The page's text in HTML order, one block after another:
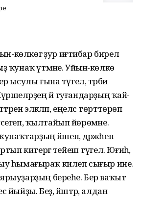
көлкөгә ҙур иғ­тибар бирелә
ҡунаҡ үтмәне. Уйын-көлкө
ысулы ғына түгел, тәрбиә
Күршеләрҙең йә туғандарҙың ҡай­
эләкләп, еңелсә төрттөрөп
ҡыл­тайып йөрөмәне.
йәшенә, дәрәжәһенә
китергә тейеш түгел. Юғиһә,
һымағыраҡ килеп сығыр ине.
береһе. Бер ваҡыт
йыйҙы. Беҙ, йәштәр, алдан